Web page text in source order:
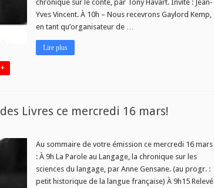
chronique sur le conte, par Tony Havart. Invité : Jean-
Yves Vincent. À 10h – Nous recevrons Gaylord Kemp,
en tant qu’organisateur de …
Lire plus
Livres ce mercredi 16 mars!
Au sommaire de votre émission ce mercredi 16 mars
: À 9h La Parole au Langage, la chronique sur les
sciences du langage, par Anne Gensane. (au progr. :
petit historique de la langue française) À 9h15 Relevé